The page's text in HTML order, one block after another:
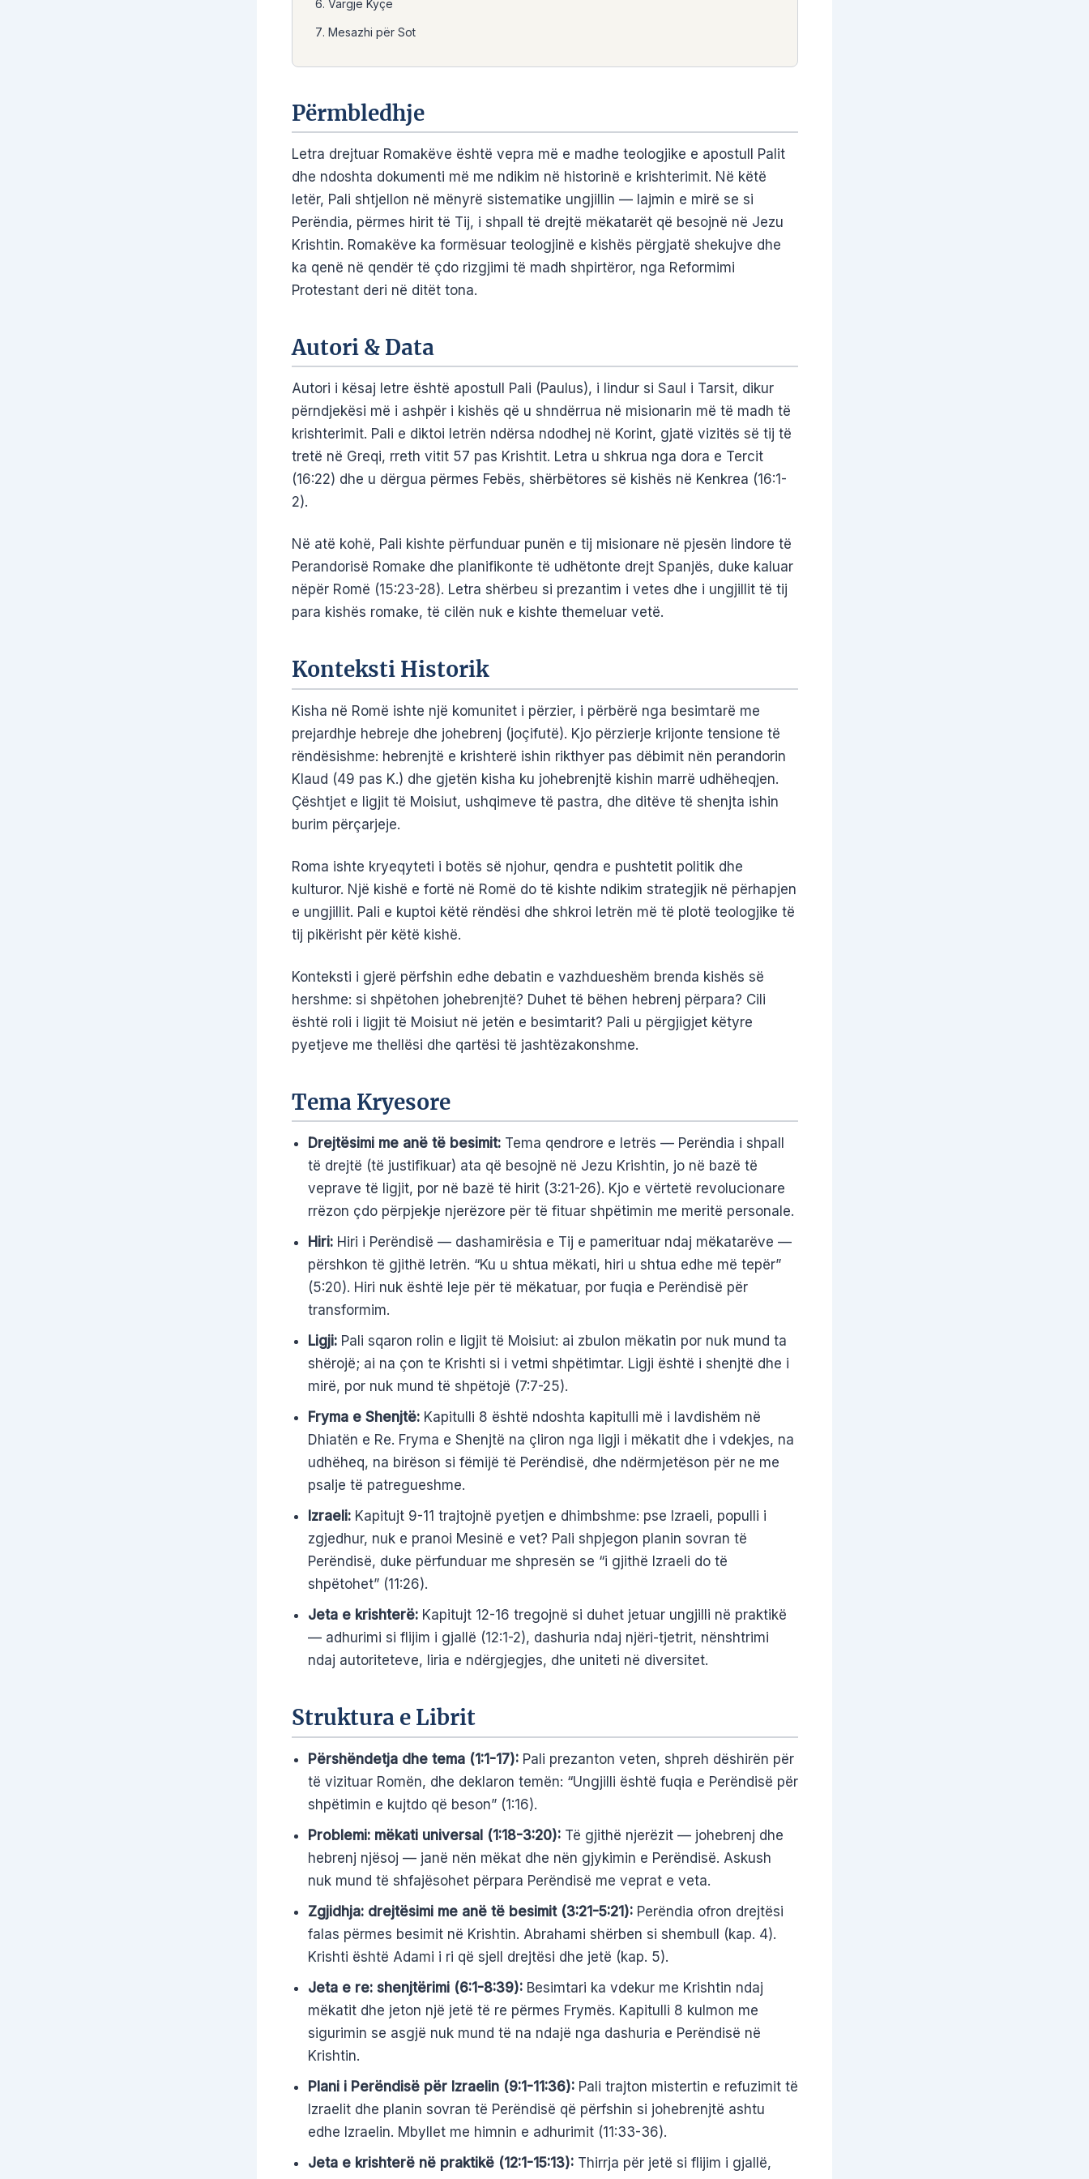
Vargje Kyçe
Mesazhi për Sot
Përmbledhje
Letra drejtuar Romakëve është vepra më e madhe teologjike e apostull Palit
dhe ndoshta dokumenti më me ndikim në historinë e krishterimit. Në këtë
letër, Pali shtjellon në mënyrë sistematike ungjillin — lajmin e mirë se si
Perëndia, përmes hirit të Tij, i shpall të drejtë mëkatarët që besojnë në Jezu
Krishtin. Romakëve ka formësuar teologjinë e kishës përgjatë shekujve dhe
ka qenë në qendër të çdo rizgjimi të madh shpirtëror, nga Reformimi
Protestant deri në ditët tona.
Autori & Data
Autori i kësaj letre është apostull Pali (Paulus), i lindur si Saul i Tarsit, dikur
përndjekësi më i ashpër i kishës që u shndërrua në misionarin më të madh të
krishterimit. Pali e diktoi letrën ndërsa ndodhej në Korint, gjatë vizitës së tij të
tretë në Greqi, rreth vitit 57 pas Krishtit. Letra u shkrua nga dora e Tercit
(16:22) dhe u dërgua përmes Febës, shërbëtores së kishës në Kenkrea (16:1-
2).
Në atë kohë, Pali kishte përfunduar punën e tij misionare në pjesën lindore të
Perandorisë Romake dhe planifikonte të udhëtonte drejt Spanjës, duke kaluar
nëpër Romë (15:23-28). Letra shërbeu si prezantim i vetes dhe i ungjillit të tij
para kishës romake, të cilën nuk e kishte themeluar vetë.
Konteksti Historik
Kisha në Romë ishte një komunitet i përzier, i përbërë nga besimtarë me
prejardhje hebreje dhe johebrenj (joçifutë). Kjo përzierje krijonte tensione të
rëndësishme: hebrenjtë e krishterë ishin rikthyer pas dëbimit nën perandorin
Klaud (49 pas K.) dhe gjetën kisha ku johebrenjtë kishin marrë udhëheqjen.
Çështjet e ligjit të Moisiut, ushqimeve të pastra, dhe ditëve të shenjta ishin
burim përçarjeje.
Roma ishte kryeqyteti i botës së njohur, qendra e pushtetit politik dhe
kulturor. Një kishë e fortë në Romë do të kishte ndikim strategjik në përhapjen
e ungjillit. Pali e kuptoi këtë rëndësi dhe shkroi letrën më të plotë teologjike të
tij pikërisht për këtë kishë.
Konteksti i gjerë përfshin edhe debatin e vazhdueshëm brenda kishës së
hershme: si shpëtohen johebrenjtë? Duhet të bëhen hebrenj përpara? Cili
është roli i ligjit të Moisiut në jetën e besimtarit? Pali u përgjigjet këtyre
pyetjeve me thellësi dhe qartësi të jashtëzakonshme.
Tema Kryesore
Drejtësimi me anë të besimit:Tema qendrore e letrës — Perëndia i shpall
të drejtë (të justifikuar) ata që besojnë në Jezu Krishtin, jo në bazë të
veprave të ligjit, por në bazë të hirit (3:21-26). Kjo e vërtetë revolucionare
rrëzon çdo përpjekje njerëzore për të fituar shpëtimin me meritë personale.
Hiri:Hiri i Perëndisë — dashamirësia e Tij e pamerituar ndaj mëkatarëve —
përshkon të gjithë letrën. “Ku u shtua mëkati, hiri u shtua edhe më tepër”
(5:20). Hiri nuk është leje për të mëkatuar, por fuqia e Perëndisë për
transformim.
Ligji:Pali sqaron rolin e ligjit të Moisiut: ai zbulon mëkatin por nuk mund ta
shërojë; ai na çon te Krishti si i vetmi shpëtimtar. Ligji është i shenjtë dhe i
mirë, por nuk mund të shpëtojë (7:7-25).
Fryma e Shenjtë:Kapitulli 8 është ndoshta kapitulli më i lavdishëm në
Dhiatën e Re. Fryma e Shenjtë na çliron nga ligji i mëkatit dhe i vdekjes, na
udhëheq, na birëson si fëmijë të Perëndisë, dhe ndërmjetëson për ne me
psalje të patregueshme.
Izraeli:Kapitujt 9-11 trajtojnë pyetjen e dhimbshme: pse Izraeli, populli i
zgjedhur, nuk e pranoi Mesinë e vet? Pali shpjegon planin sovran të
Perëndisë, duke përfunduar me shpresën se “i gjithë Izraeli do të
shpëtohet” (11:26).
Jeta e krishterë:Kapitujt 12-16 tregojnë si duhet jetuar ungjilli në praktikë
— adhurimi si flijim i gjallë (12:1-2), dashuria ndaj njëri-tjetrit, nënshtrimi
ndaj autoriteteve, liria e ndërgjegjes, dhe uniteti në diversitet.
Struktura e Librit
Përshëndetja dhe tema (1:1-17):Pali prezanton veten, shpreh dëshirën për
të vizituar Romën, dhe deklaron temën: “Ungjilli është fuqia e Perëndisë për
shpëtimin e kujtdo që beson” (1:16).
Problemi: mëkati universal (1:18-3:20):Të gjithë njerëzit — johebrenj dhe
hebrenj njësoj — janë nën mëkat dhe nën gjykimin e Perëndisë. Askush
nuk mund të shfajësohet përpara Perëndisë me veprat e veta.
Zgjidhja: drejtësimi me anë të besimit (3:21-5:21):Perëndia ofron drejtësi
falas përmes besimit në Krishtin. Abrahami shërben si shembull (kap. 4).
Krishti është Adami i ri që sjell drejtësi dhe jetë (kap. 5).
Jeta e re: shenjtërimi (6:1-8:39):Besimtari ka vdekur me Krishtin ndaj
mëkatit dhe jeton një jetë të re përmes Frymës. Kapitulli 8 kulmon me
sigurimin se asgjë nuk mund të na ndajë nga dashuria e Perëndisë në
Krishtin.
Plani i Perëndisë për Izraelin (9:1-11:36):Pali trajton mistertin e refuzimit të
Izraelit dhe planin sovran të Perëndisë që përfshin si johebrenjtë ashtu
edhe Izraelin. Mbyllet me himnin e adhurimit (11:33-36).
Jeta e krishterë në praktikë (12:1-15:13):Thirrja për jetë si flijim i gjallë,